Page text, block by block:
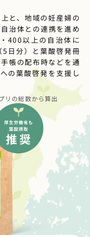
と、地域の妊産婦の
治体との連携を進め
400以上の自治体に
日分）と葉酸啓発冊
帳の配布時などを通
の葉酸啓発を支援し
リの総数から算出